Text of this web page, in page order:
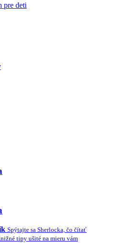
pre deti
Spýtajte sa Sherlocka, čo čítať
tipy ušité na mieru vám